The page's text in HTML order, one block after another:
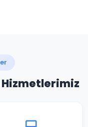
Hizmetlerimiz